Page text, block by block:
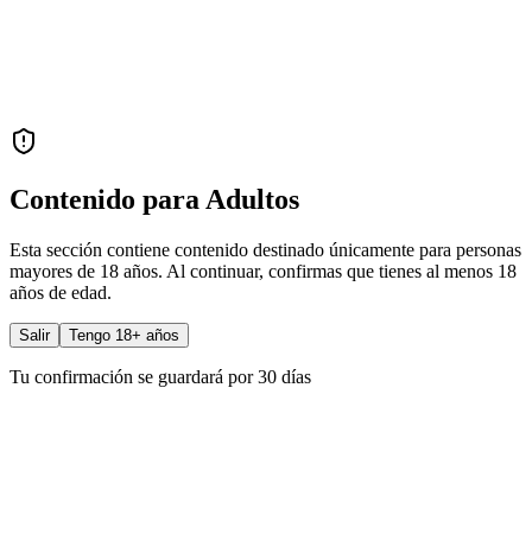
Contenido para Adultos
Esta sección contiene contenido destinado únicamente para personas
mayores de 18 años. Al continuar, confirmas que tienes al menos 18
años de edad.
Salir Tengo 18+ años
Tu confirmación se guardará por 30 días